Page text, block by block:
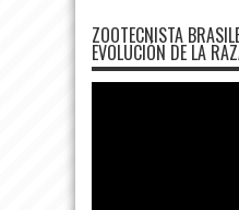
ZOOTECNISTA
EVOLUCIÓN DE LA